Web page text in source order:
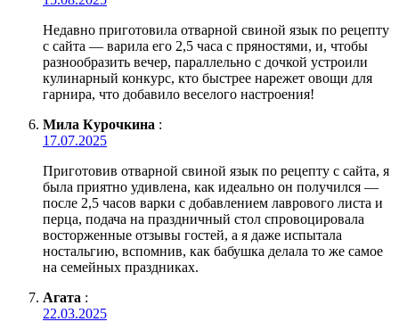
Недавно приготовила отварной свиной язык по рецепту
с сайта — варила его 2,5 часа с пряностями, и, чтобы
разнообразить вечер, параллельно с дочкой устроили
кулинарный конкурс, кто быстрее нарежет овощи для
гарнира, что добавило веселого настроения!
Мила Курочкина :
17.07.2025
Приготовив отварной свиной язык по рецепту с сайта, я
была приятно удивлена, как идеально он получился —
после 2,5 часов варки с добавлением лаврового листа и
перца, подача на праздничный стол спровоцировала
восторженные отзывы гостей, а я даже испытала
ностальгию, вспомнив, как бабушка делала то же самое
на семейных праздниках.
Агата :
22.03.2025